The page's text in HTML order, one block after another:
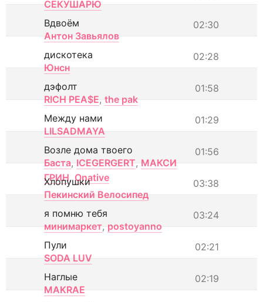
СЕКУШАРЮ
02:30
Вдвоём
Антон Завьялов
02:28
дискотека
Юнсн
01:58
дэфолт
RICH PEA$E, the pak
01:29
Между нами
LILSADMAYA
01:56
Возле дома твоего
Баста, ICEGERGERT, МАКСИ
ГРИН, Onative 03:38
Хлопушки
Пекинский Велосипед
03:24
я помню тебя
минимаркет, postoyanno
02:21
Пули
SODA LUV
02:19
Наглые
MAKRAE